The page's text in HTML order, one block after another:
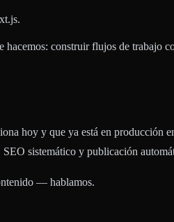
hacemos: construir flujos de trabajo
hoy y que ya está en producción
sistemático y publicación
— hablamos.